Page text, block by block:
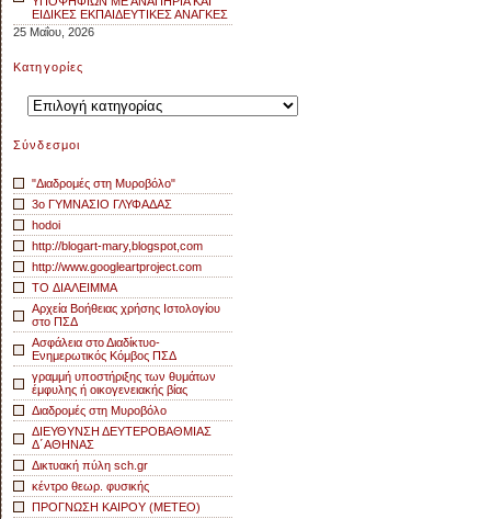
ΕΙΔΙΚΕΣ ΕΚΠΑΙΔΕΥΤΙΚΕΣ ΑΝΑΓΚΕΣ
25 Μαΐου, 2026
Kατηγορίες
Kατηγορίες
Σύνδεσμοι
"Διαδρομές στη Μυροβόλο"
3o ΓΥΜΝΑΣΙΟ ΓΛΥΦΑΔΑΣ
hodoi
http://blogart-mary,blogspot,com
http://www.googleartproject.com
TO ΔΙΑΛΕΙΜΜΑ
Αρχεία Βοήθειας χρήσης Ιστολογίου
στο ΠΣΔ
Ασφάλεια στο Διαδίκτυο-
Ενημερωτικός Κόμβος ΠΣΔ
γραμμή υποστήριξης των θυμάτων
έμφυλης ή οικογενειακής βίας
Διαδρομές στη Μυροβόλο
ΔΙΕΥΘΥΝΣΗ ΔΕΥΤΕΡΟΒΑΘΜΙΑΣ
Δ΄ΑΘΗΝΑΣ
Δικτυακή πύλη sch.gr
κέντρο θεωρ. φυσικής
ΠΡΟΓΝΩΣΗ ΚΑΙΡΟΥ (METEO)